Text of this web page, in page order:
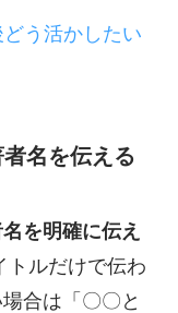
う活かしたい
名を伝える
を明確に伝え
トルだけで伝わ
合は「〇〇と